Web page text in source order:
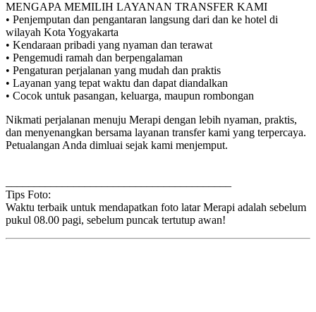
MENGAPA MEMILIH LAYANAN TRANSFER KAMI
• Penjemputan dan pengantaran langsung dari dan ke hotel di
wilayah Kota Yogyakarta
• Kendaraan pribadi yang nyaman dan terawat
• Pengemudi ramah dan berpengalaman
• Pengaturan perjalanan yang mudah dan praktis
• Layanan yang tepat waktu dan dapat diandalkan
• Cocok untuk pasangan, keluarga, maupun rombongan
Nikmati perjalanan menuju Merapi dengan lebih nyaman, praktis,
dan menyenangkan bersama layanan transfer kami yang terpercaya.
Petualangan Anda dimluai sejak kami menjemput.
Tips Foto:
Waktu terbaik untuk mendapatkan foto latar Merapi adalah sebelum
pukul 08.00 pagi, sebelum puncak tertutup awan!